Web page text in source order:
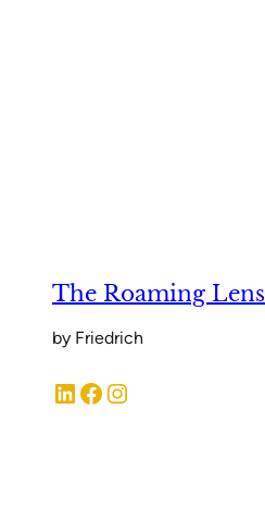
The Roaming Lens
by Friedrich
LinkedIn Facebook Instagram